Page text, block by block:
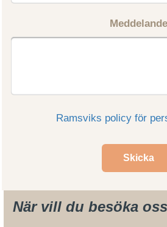
Meddelande
Ramsviks policy för
Skicka
När vill du besöka